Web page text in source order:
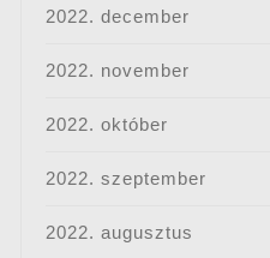
2022. december
2022. november
2022. október
2022. szeptember
2022. augusztus